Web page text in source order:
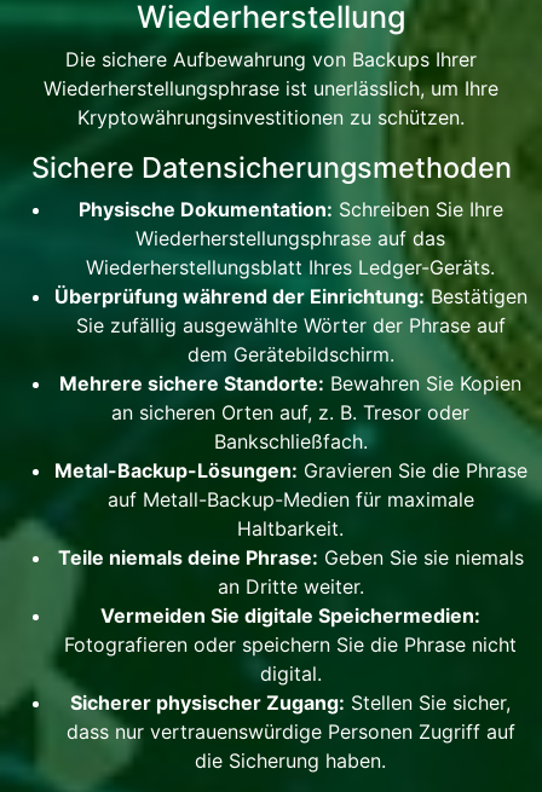
Wiederherstellung
Die sichere Aufbewahrung von Backups Ihrer
Wiederherstellungsphrase ist unerlässlich, um Ihre
Kryptowährungsinvestitionen zu schützen.
Sichere Datensicherungsmethoden
Physische Dokumentation: Schreiben Sie Ihre
Wiederherstellungsphrase auf das
Wiederherstellungsblatt Ihres Ledger-Geräts.
Überprüfung während der Einrichtung: Bestätigen
Sie zufällig ausgewählte Wörter der Phrase auf
dem Gerätebildschirm.
Mehrere sichere Standorte: Bewahren Sie Kopien
an sicheren Orten auf, z. B. Tresor oder
Bankschließfach.
Metal-Backup-Lösungen: Gravieren Sie die Phrase
auf Metall-Backup-Medien für maximale
Haltbarkeit.
Teile niemals deine Phrase: Geben Sie sie niemals
an Dritte weiter.
Vermeiden Sie digitale Speichermedien:
Fotografieren oder speichern Sie die Phrase nicht
digital.
Sicherer physischer Zugang: Stellen Sie sicher,
dass nur vertrauenswürdige Personen Zugriff auf
die Sicherung haben.